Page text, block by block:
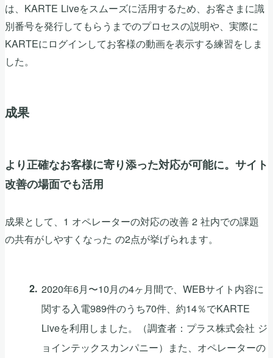
は、KARTE Liveをスムーズに活用するため、お客さまに識
別番号を発行してもらうまでのプロセスの説明や、実際に
KARTEにログインしてお客様の動画を表示する練習をしま
した。
成果
より正確なお客様に寄り添った対応が可能に。サイト
改善の場面でも活用
成果として、1 オペレーターの対応の改善 2 社内での課題
の共有がしやすくなった の2点が挙げられます。
2020年6月〜10月の4ヶ月間で、WEBサイト内容に
関する入電989件のうち70件、約14％でKARTE
Liveを利用しました。（調査者：プラス株式会社 ジ
ョインテックスカンパニー）また、オペレーターの